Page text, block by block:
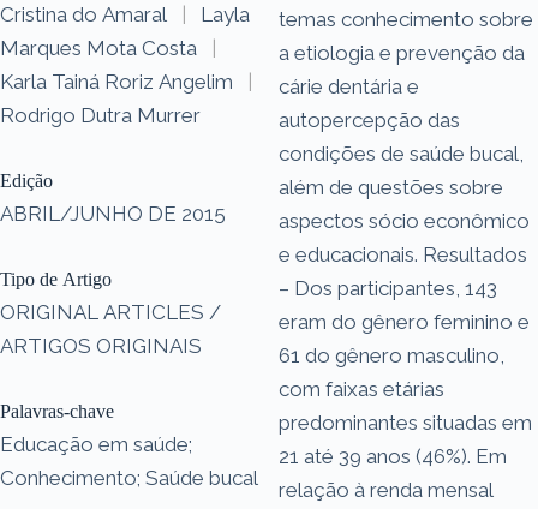
Cristina do Amaral
|
Layla
Marques Mota Costa
|
Karla Tainá Roriz Angelim
|
Rodrigo Dutra Murrer
Edição
ABRIL/JUNHO DE 2015
Tipo de Artigo
ORIGINAL ARTICLES /
ARTIGOS ORIGINAIS
Palavras-chave
Educação em saúde;
Conhecimento; Saúde bucal
temas conhecimento sobre
a etiologia e prevenção da
cárie dentária e
autopercepção das
condições de saúde bucal,
além de questões sobre
aspectos sócio econômico
e educacionais. Resultados
– Dos participantes, 143
eram do gênero feminino e
61 do gênero masculino,
com faixas etárias
predominantes situadas em
21 até 39 anos (46%). Em
relação à renda mensal